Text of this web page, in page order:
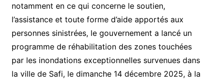
notamment en ce qui concerne le soutien,
l’assistance et toute forme d’aide apportés aux
personnes sinistrées, le gouvernement a lancé un
programme de réhabilitation des zones touchées
par les inondations exceptionnelles survenues dans
la ville de Safi, le dimanche 14 décembre 2025, à la